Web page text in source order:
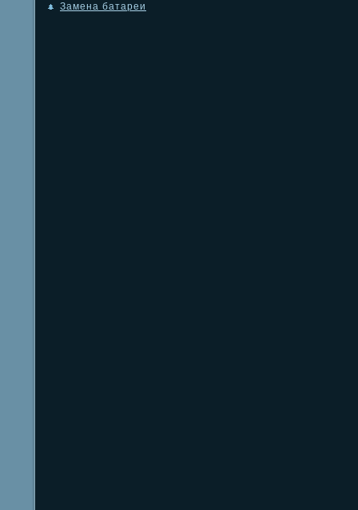
Замена батареи